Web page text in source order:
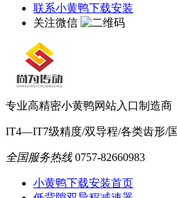
联系小黄鸭下载安装
关注微信
专业高精密小黄鸭网站入口制造商
IT4—IT7级精度/双导程/各类齿形/
全国服务热线 0757-82660983
小黄鸭下载安装首页